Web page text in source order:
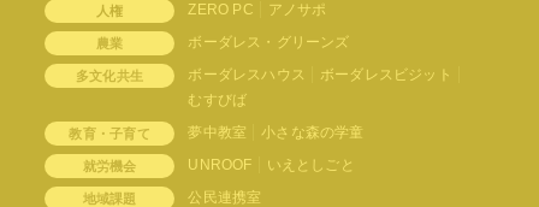
人権 ZERO PC アノサポ
農業 ボーダレス・グリーンズ
多文化共生 ボーダレスハウス
ボーダレスビジット
むすびば
教育・子育て 夢中教室 小さな森の学童
就労機会 UNROOF いえとしごと
地域課題 公民連携室